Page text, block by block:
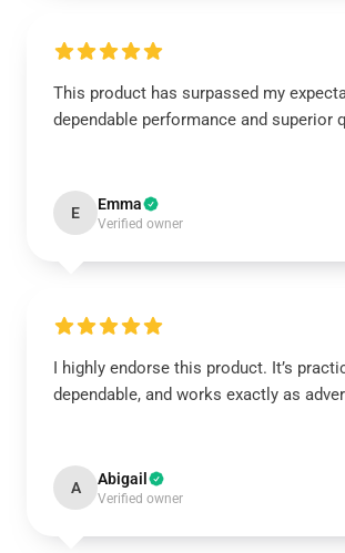
This product has surpassed my
dependable performance and superior
E Emma
Verified owner
I highly endorse this product. It’s
dependable, and works exactly as
A Abigail
Verified owner